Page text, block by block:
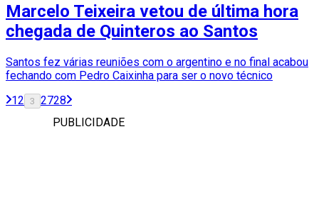
Marcelo Teixeira vetou de última hora
chegada de Quinteros ao Santos
Santos fez várias reuniões com o argentino e no final acabou
fechando com Pedro Caixinha para ser o novo técnico
12 3 2728
PUBLICIDADE